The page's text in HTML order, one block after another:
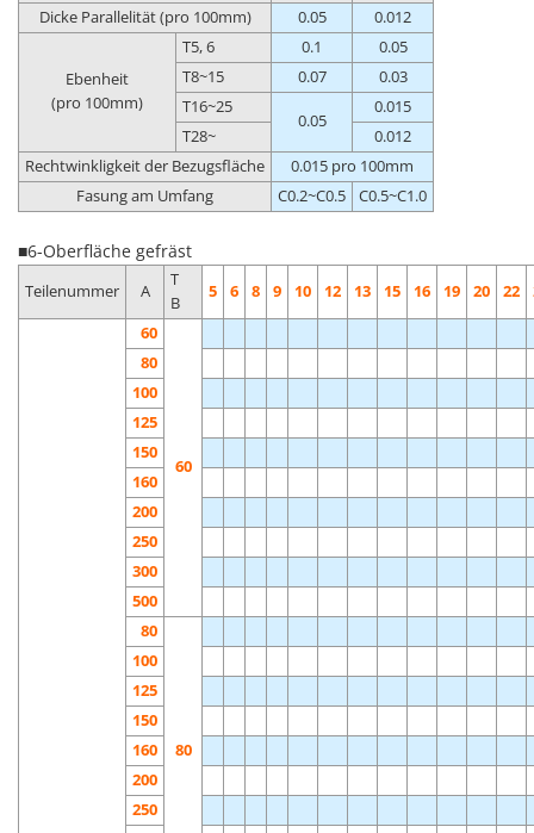
Dicke Parallelität (pro 100mm)
0.05 0.012
Ebenheit
(pro 100mm)
T5, 6 0.1
0.05
T8~15
0.07
0.03
T16~25
0.05
0.015
T28~
0.012
Rechtwinkligkeit der Bezugsfläche
0.015 pro 100mm
Fasung am Umfang
C0.2~C0.5 C0.5~C1.0
■6-Oberfläche gefräst
Teilenummer A
T
B
5 6 8 9 10 12 13 15 16 19 20 22
60
60
80
100
125
150
160
200
250
300
500
80
80
100
125
150
160
200
250